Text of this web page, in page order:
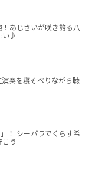
あじさいが咲き誇る八
い♪
奏を寝そべりながら聴
！ シーパラでくらす希
う